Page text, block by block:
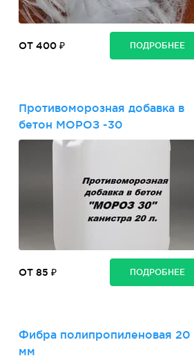
ОТ 400 ₽ ПОДРОБНЕЕ
Противоморозная добавка в
бетон МОРОЗ -30
ОТ 85 ₽ ПОДРОБНЕЕ
Фибра полипропиленовая 20
мм